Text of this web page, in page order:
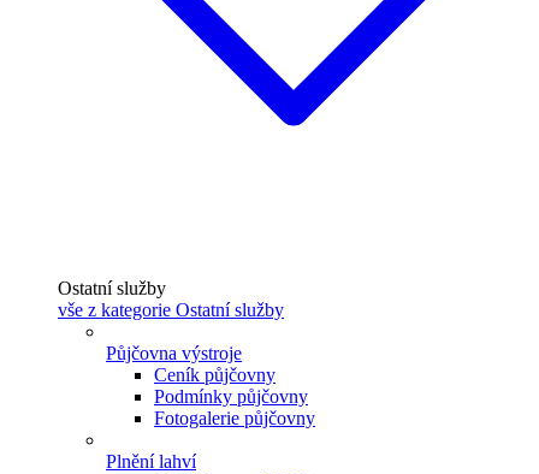
Ostatní služby
vše z kategorie Ostatní služby
Půjčovna výstroje
Ceník půjčovny
Podmínky půjčovny
Fotogalerie půjčovny
Plnění lahví